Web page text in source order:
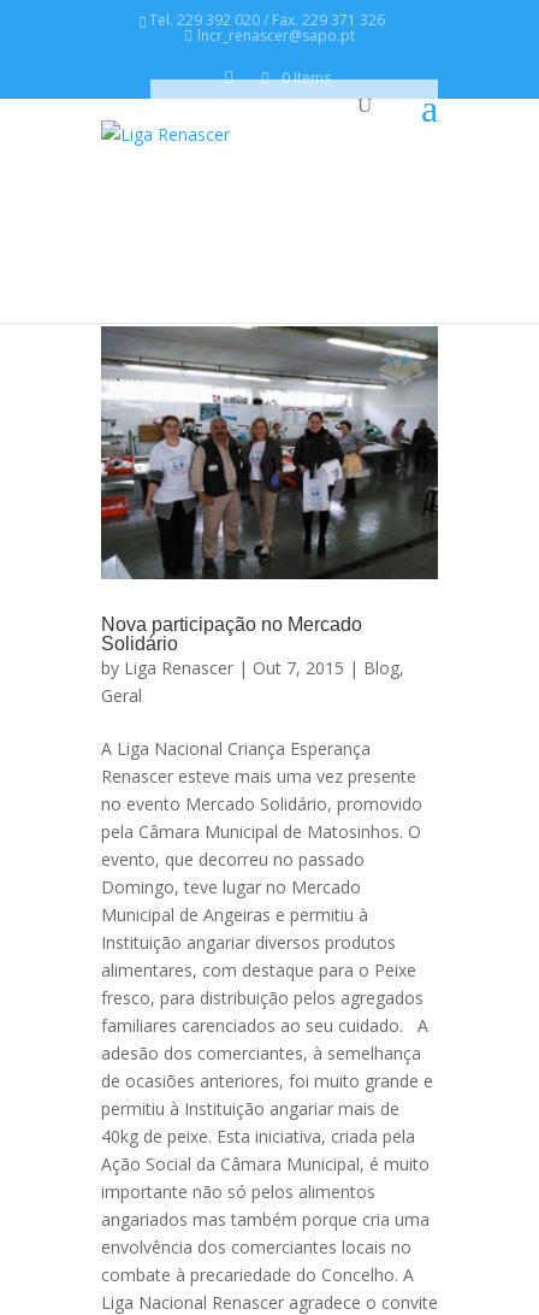
Tel. 229 392 020 / Fax. 229 371 326
lncr_renascer@sapo.pt
0 Items
Nova participação no Mercado
Solidário
by Liga Renascer | Out 7, 2015 | Blog,
Geral
A Liga Nacional Criança Esperança
Renascer esteve mais uma vez presente
no evento Mercado Solidário, promovido
pela Câmara Municipal de Matosinhos. O
evento, que decorreu no passado
Domingo, teve lugar no Mercado
Municipal de Angeiras e permitiu à
Instituição angariar diversos produtos
alimentares, com destaque para o Peixe
fresco, para distribuição pelos agregados
familiares carenciados ao seu cuidado. A
adesão dos comerciantes, à semelhança
de ocasiões anteriores, foi muito grande e
permitiu à Instituição angariar mais de
40kg de peixe. Esta iniciativa, criada pela
Ação Social da Câmara Municipal, é muito
importante não só pelos alimentos
angariados mas também porque cria uma
envolvência dos comerciantes locais no
combate à precariedade do Concelho. A
Liga Nacional Renascer agradece o convite